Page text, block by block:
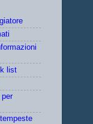
list
per